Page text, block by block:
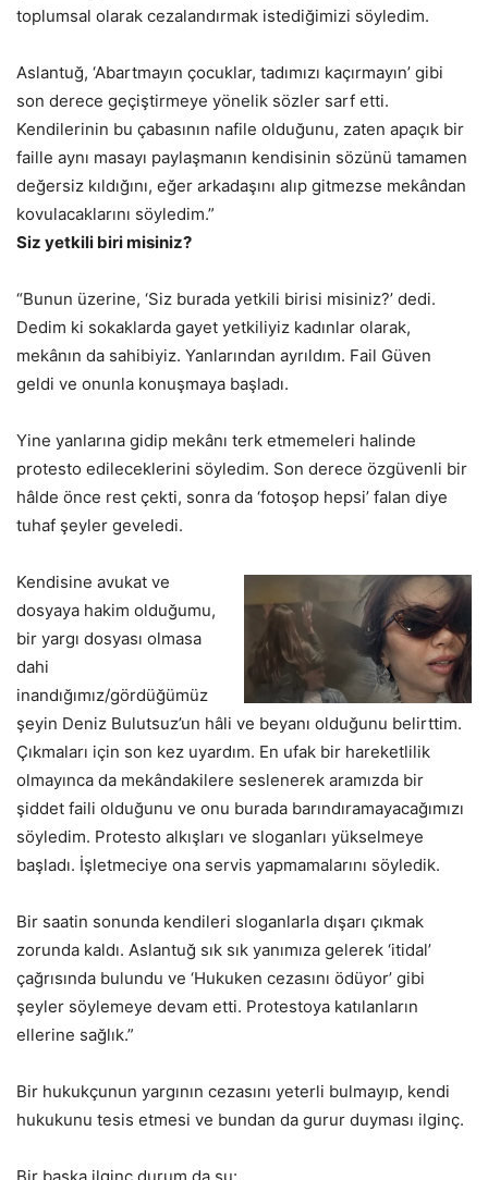
toplumsal olarak cezalandırmak istediğimizi söyledim.
Aslantuğ, ‘Abartmayın çocuklar, tadımızı kaçırmayın’ gibi
son derece geçiştirmeye yönelik sözler sarf etti.
Kendilerinin bu çabasının nafile olduğunu, zaten apaçık bir
faille aynı masayı paylaşmanın kendisinin sözünü tamamen
değersiz kıldığını, eğer arkadaşını alıp gitmezse mekândan
kovulacaklarını söyledim.”
Siz yetkili biri misiniz?
“Bunun üzerine, ‘Siz burada yetkili birisi misiniz?’ dedi.
Dedim ki sokaklarda gayet yetkiliyiz kadınlar olarak,
mekânın da sahibiyiz. Yanlarından ayrıldım. Fail Güven
geldi ve onunla konuşmaya başladı.
Yine yanlarına gidip mekânı terk etmemeleri halinde
protesto edileceklerini söyledim. Son derece özgüvenli bir
hâlde önce rest çekti, sonra da ‘fotoşop hepsi’ falan diye
tuhaf şeyler geveledi.
Kendisine avukat ve
dosyaya hakim olduğumu,
bir yargı dosyası olmasa
dahi
inandığımız/gördüğümüz
şeyin Deniz Bulutsuz’un hâli ve beyanı olduğunu belirttim.
Çıkmaları için son kez uyardım. En ufak bir hareketlilik
olmayınca da mekândakilere seslenerek aramızda bir
şiddet faili olduğunu ve onu burada barındıramayacağımızı
söyledim. Protesto alkışları ve sloganları yükselmeye
başladı. İşletmeciye ona servis yapmamalarını söyledik.
Bir saatin sonunda kendileri sloganlarla dışarı çıkmak
zorunda kaldı. Aslantuğ sık sık yanımıza gelerek ‘itidal’
çağrısında bulundu ve ‘Hukuken cezasını ödüyor’ gibi
şeyler söylemeye devam etti. Protestoya katılanların
ellerine sağlık.”
Bir hukukçunun yargının cezasını yeterli bulmayıp, kendi
hukukunu tesis etmesi ve bundan da gurur duyması ilginç.